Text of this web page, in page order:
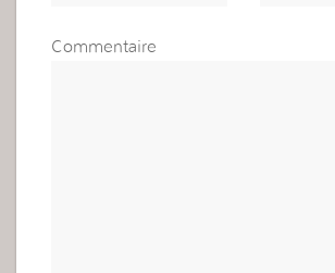
Commentaire